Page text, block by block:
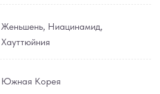
Женьшень, Ниацинамид,
Хауттюйния
Южная Корея